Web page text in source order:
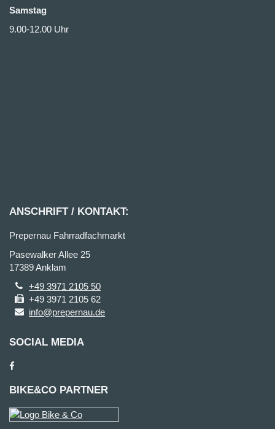
Samstag
9.00-12.00 Uhr
ANSCHRIFT / KONTAKT:
Prepernau Fahrradfachmarkt
Pasewalker Allee 25
17389 Anklam
+49 3971 2105 50
+49 3971 2105 62
info@prepernau.de
SOCIAL MEDIA
BIKE&CO PARTNER